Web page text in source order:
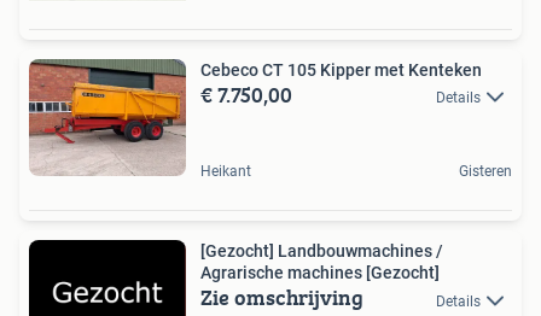
Cebeco CT 105 Kipper met Kenteken
€ 7.750,00 Details
Heikant Gisteren
[Gezocht] Landbouwmachines /
Agrarische machines [Gezocht]
Zie omschrijving Details